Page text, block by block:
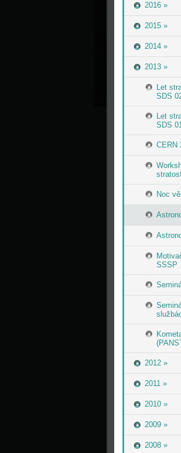
2016 »
2015 »
2014 »
2013 »
Let
SDS
Let
SDS
CERN
Noc
SSSP
2012 »
2011 »
2010 »
2009 »
2008 »